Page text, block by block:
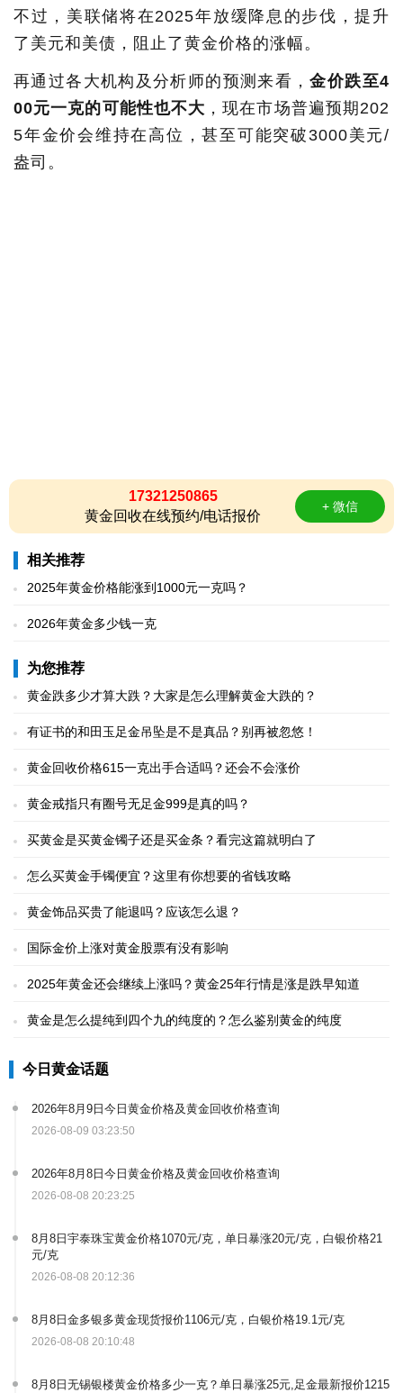
不过，美联储将在2025年放缓降息的步伐，提升
了美元和美债，阻止了黄金价格的涨幅。
再通过各大机构及分析师的预测来看，金价跌至4
00元一克的可能性也不大 ，现在市场普遍预期202
5年金价会维持在高位，甚至可能突破3000美元/
盎司。
17321250865
黄金回收在线预约/电话报价
+ 微信
相关推荐
2025年黄金价格能涨到1000元一克吗？
2026年黄金多少钱一克
为您推荐
黄金跌多少才算大跌？大家是怎么理解黄金大跌的？
有证书的和田玉足金吊坠是不是真品？别再被忽悠！
黄金回收价格615一克出手合适吗？还会不会涨价
黄金戒指只有圈号无足金999是真的吗？
买黄金是买黄金镯子还是买金条？看完这篇就明白了
怎么买黄金手镯便宜？这里有你想要的省钱攻略
黄金饰品买贵了能退吗？应该怎么退？
国际金价上涨对黄金股票有没有影响
2025年黄金还会继续上涨吗？黄金25年行情是涨是跌早知道
黄金是怎么提纯到四个九的纯度的？怎么鉴别黄金的纯度
今日黄金话题
2026年8月9日今日黄金价格及黄金回收价格查询
2026-08-09 03:23:50
2026年8月8日今日黄金价格及黄金回收价格查询
2026-08-08 20:23:25
8月8日宇泰珠宝黄金价格1070元/克，单日暴涨20元/克，白银价格21
元/克
2026-08-08 20:12:36
8月8日金多银多黄金现货报价1106元/克，白银价格19.1元/克
2026-08-08 20:10:48
8月8日无锡银楼黄金价格多少一克？单日暴涨25元,足金最新报价1215